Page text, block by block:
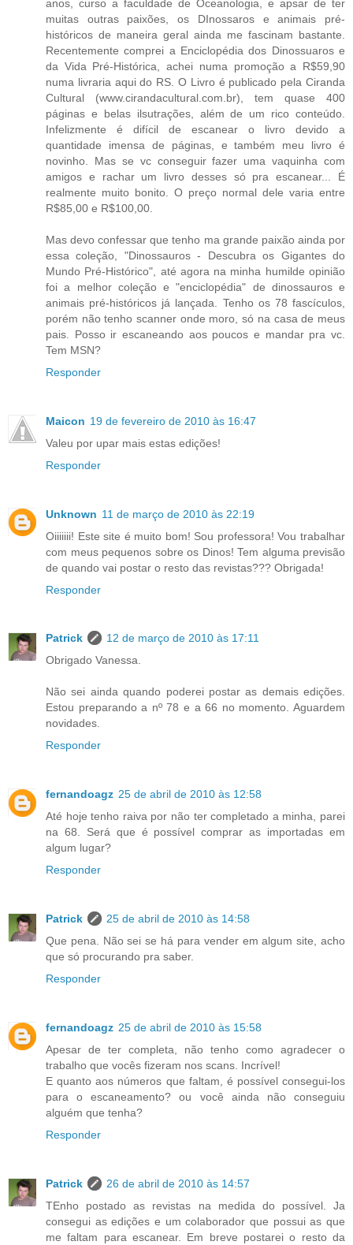
anos, curso a faculdade de Oceanologia, e apsar de ter
muitas outras paixões, os DInossaros e animais pré-
históricos de maneira geral ainda me fascinam bastante.
Recentemente comprei a Enciclopédia dos Dinossuaros e
da Vida Pré-Histórica, achei numa promoção a R$59,90
numa livraria aqui do RS. O Livro é publicado pela Ciranda
Cultural (www.cirandacultural.com.br), tem quase 400
páginas e belas ilsutrações, além de um rico conteúdo.
Infelizmente é difícil de escanear o livro devido a
quantidade imensa de páginas, e também meu livro é
novinho. Mas se vc conseguir fazer uma vaquinha com
amigos e rachar um livro desses só pra escanear... É
realmente muito bonito. O preço normal dele varia entre
R$85,00 e R$100,00.
Mas devo confessar que tenho ma grande paixão ainda por
essa coleção, "Dinossauros - Descubra os Gigantes do
Mundo Pré-Histórico", até agora na minha humilde opinião
foi a melhor coleção e "enciclopédia" de dinossauros e
animais pré-históricos já lançada. Tenho os 78 fascículos,
porém não tenho scanner onde moro, só na casa de meus
pais. Posso ir escaneando aos poucos e mandar pra vc.
Tem MSN?
Responder
Maicon 19 de fevereiro de 2010 às 16:47
Valeu por upar mais estas edições!
Responder
Unknown 11 de março de 2010 às 22:19
Oiiiiiii! Este site é muito bom! Sou professora! Vou trabalhar
com meus pequenos sobre os Dinos! Tem alguma previsão
de quando vai postar o resto das revistas??? Obrigada!
Responder
Patrick
12 de março de 2010 às 17:11
Obrigado Vanessa.
Não sei ainda quando poderei postar as demais edições.
Estou preparando a nº 78 e a 66 no momento. Aguardem
novidades.
Responder
fernandoagz 25 de abril de 2010 às 12:58
Até hoje tenho raiva por não ter completado a minha, parei
na 68. Será que é possível comprar as importadas em
algum lugar?
Responder
Patrick
25 de abril de 2010 às 14:58
Que pena. Não sei se há para vender em algum site, acho
que só procurando pra saber.
Responder
fernandoagz 25 de abril de 2010 às 15:58
Apesar de ter completa, não tenho como agradecer o
trabalho que vocês fizeram nos scans. Incrível!
E quanto aos números que faltam, é possível consegui-los
para o escaneamento? ou você ainda não conseguiu
alguém que tenha?
Responder
Patrick
26 de abril de 2010 às 14:57
TEnho postado as revistas na medida do possível. Ja
consegui as edições e um colaborador que possui as que
me faltam para escanear. Em breve postarei o resto da